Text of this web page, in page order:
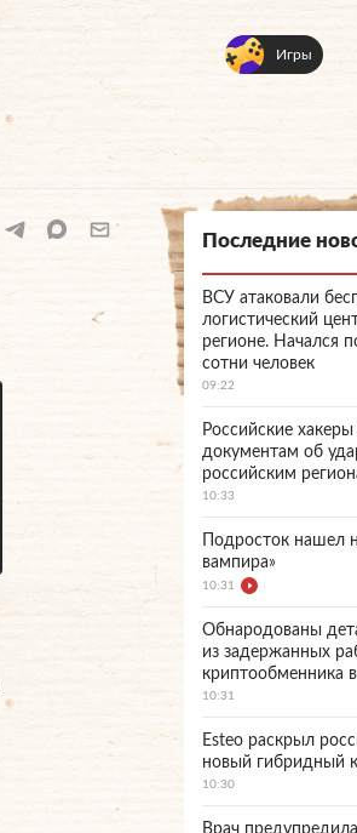
Игры
Последние
ВСУ атаковали
логистический
регионе. Начался
сотни человек
09:22
Российские
документам об
российским
10:33
Подросток нашел
вампира»
10:31
Обнародованы
из задержанных
криптообменника
10:31
Esteo раскрыл
новый гибридный
10:30
Врач